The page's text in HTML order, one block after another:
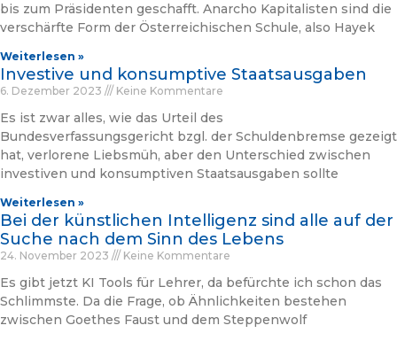
bis zum Präsidenten geschafft. Anarcho Kapitalisten sind die
verschärfte Form der Österreichischen Schule, also Hayek
Weiterlesen »
Investive und konsumptive Staatsausgaben
6. Dezember 2023 Keine Kommentare
Es ist zwar alles, wie das Urteil des
Bundesverfassungsgericht bzgl. der Schuldenbremse gezeigt
hat, verlorene Liebsmüh, aber den Unterschied zwischen
investiven und konsumptiven Staatsausgaben sollte
Weiterlesen »
Bei der künstlichen Intelligenz sind alle auf der
Suche nach dem Sinn des Lebens
24. November 2023 Keine Kommentare
Es gibt jetzt KI Tools für Lehrer, da befürchte ich schon das
Schlimmste. Da die Frage, ob Ähnlichkeiten bestehen
zwischen Goethes Faust und dem Steppenwolf